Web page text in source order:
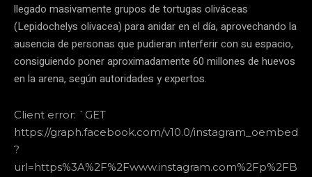
llegado masivamente grupos de tortugas oliváceas
(Lepidochelys olivacea) para anidar en el día, aprovechando la
ausencia de personas que pudieran interferir con su espacio,
consiguiendo poner aproximadamente 60 millones de huevos
en la arena, según autoridades y expertos.
Client error: `GET
https://graph.facebook.com/v10.0/instagram_oembed
?
url=https%3A%2F%2Fwww.instagram.com%2Fp%2FB